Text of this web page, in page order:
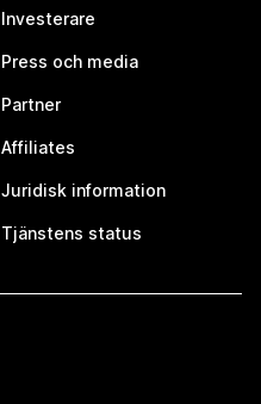
Investerare
Press och media
Partner
Affiliates
Juridisk information
Tjänstens status